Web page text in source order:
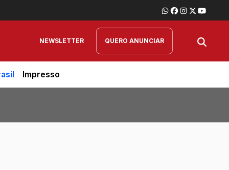
NEWSLETTER QUERO ANUNCIAR
Impresso